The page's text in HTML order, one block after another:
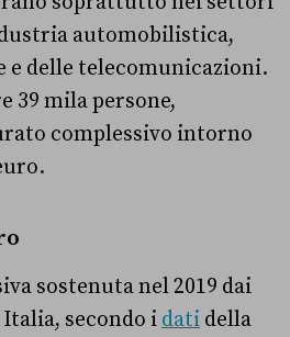
automobilistica,
e delle telecomunicazioni.
39 mila persone,
complessivo intorno
sostenuta nel 2019 dai
secondo i dati della